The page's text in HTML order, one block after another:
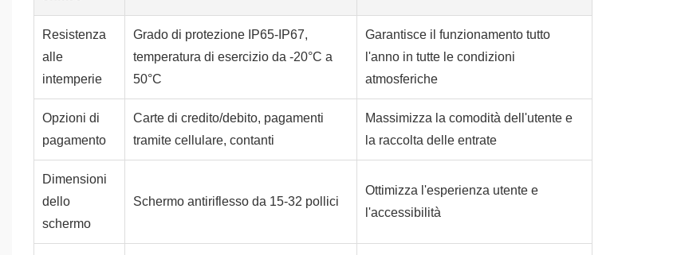
Resistenza
alle
intemperie
Grado di protezione IP65-IP67,
temperatura di esercizio da -20°C a
50°C
Garantisce il funzionamento tutto
l'anno in tutte le condizioni
atmosferiche
Opzioni di
pagamento
Carte di credito/debito, pagamenti
tramite cellulare, contanti
Massimizza la comodità dell'utente e
la raccolta delle entrate
Dimensioni
dello
schermo
Schermo antiriflesso da 15-32 pollici
Ottimizza l'esperienza utente e
l'accessibilità